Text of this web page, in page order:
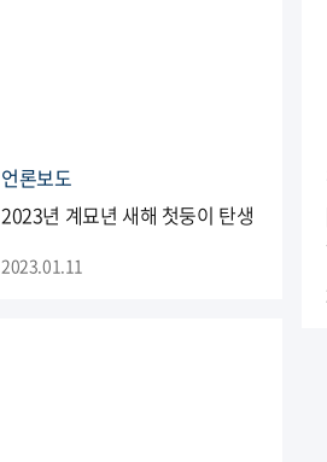
언론보도
2023년 계묘년 새해 첫둥이 탄생
2023.01.11